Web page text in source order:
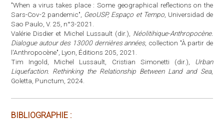
"When a virus takes place : Some geographical reflections on the
Sars-Cov-2 pandemic", GeoUSP, Espaço et Tempo, Universidad de
Sao Paulo, V. 25, n°3-2021.
Valérie Disdier et Michel Lussault (dir.), Néolitihique-Anthropocène.
Dialogue autour des 13000 dernières années, collection "À partir de
l'Anthropocène", Lyon, Éditions 205, 2021.
Tim Ingold, Michel Lussault, Cristian Simonetti (dir.), Urban
Liquefaction. Rethinking the Relationship Between Land and Sea,
Goletta, Punctum, 2024.
BIBLIOGRAPHIE :